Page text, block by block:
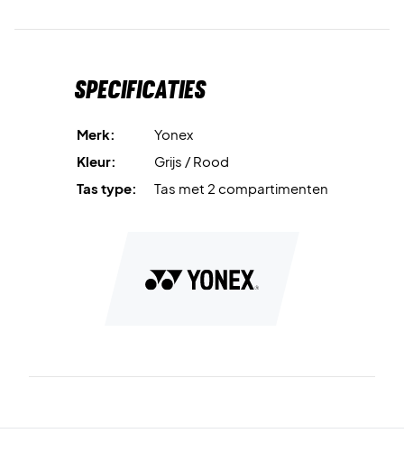
Specificaties
Merk:
Yonex
Kleur:
Grijs / Rood
Tas type:
Tas met 2 compartimenten